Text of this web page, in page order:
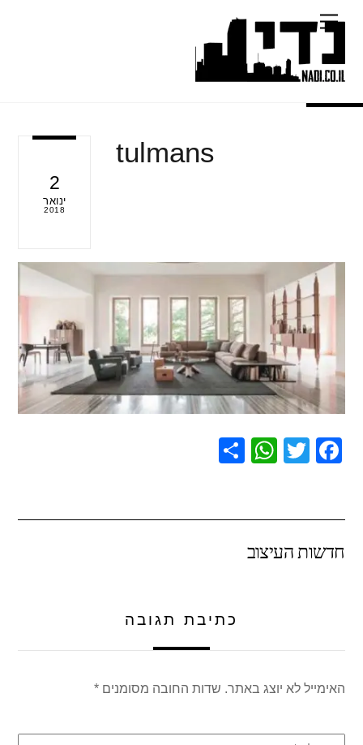
content
Menu
2
ינואר
2018
tulmans
F
e
b
T
er
W
s
A
e
חדשות העיצוב
כתיבת תגובה
האימייל לא יוצג באתר. שדות החובה מסומנים*